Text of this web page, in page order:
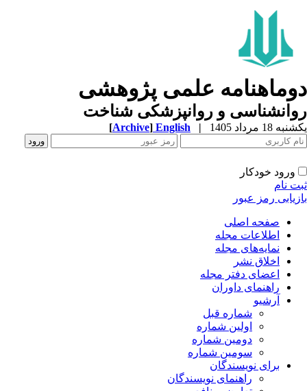
علمی پژوهشی
و روانپزشکی شناخت
18 مرداد 1405 |
English
[Archive]
ورود خودکار
نام
رمز عبور
صفحه اصلی
اطلاعات مجله
نمایه‌های مجله
اخلاق نشر
اعضای دفتر مجله
راهنمای داوران
آرشیو
شماره قبل
اولین شماره
دومین شماره
سومین شماره
برای نویسندگان
راهنمای نویسندگان